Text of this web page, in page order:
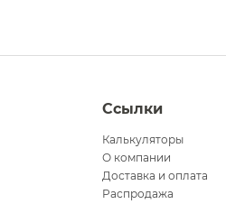
Ссылки
Калькуляторы
О компании
Доставка и оплата
Распродажа